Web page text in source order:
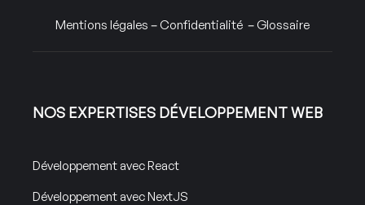
Mentions légales –Confidentialité – Glossaire
NOS EXPERTISES DÉVELOPPEMENT WEB
Développement avec React
Développement avec NextJS